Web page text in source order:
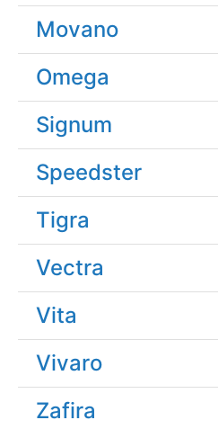
Movano
Omega
Signum
Speedster
Tigra
Vectra
Vita
Vivaro
Zafira